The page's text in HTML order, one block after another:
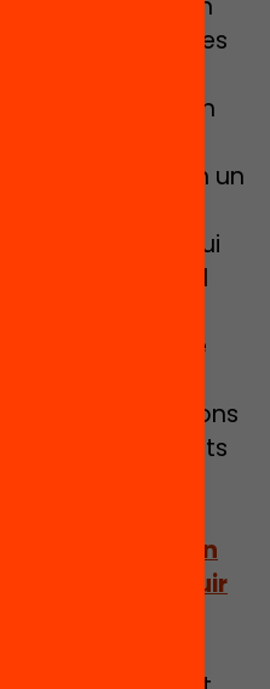
i que no formin
ha moltes famílies
costos
afegeix. En
instituts tinguin un
quins
o que s’entengui
al
de fer, i que
abans. També
en un
tant per situacions
per les diferents
existents.
del món local en
per reduir
Plataforma